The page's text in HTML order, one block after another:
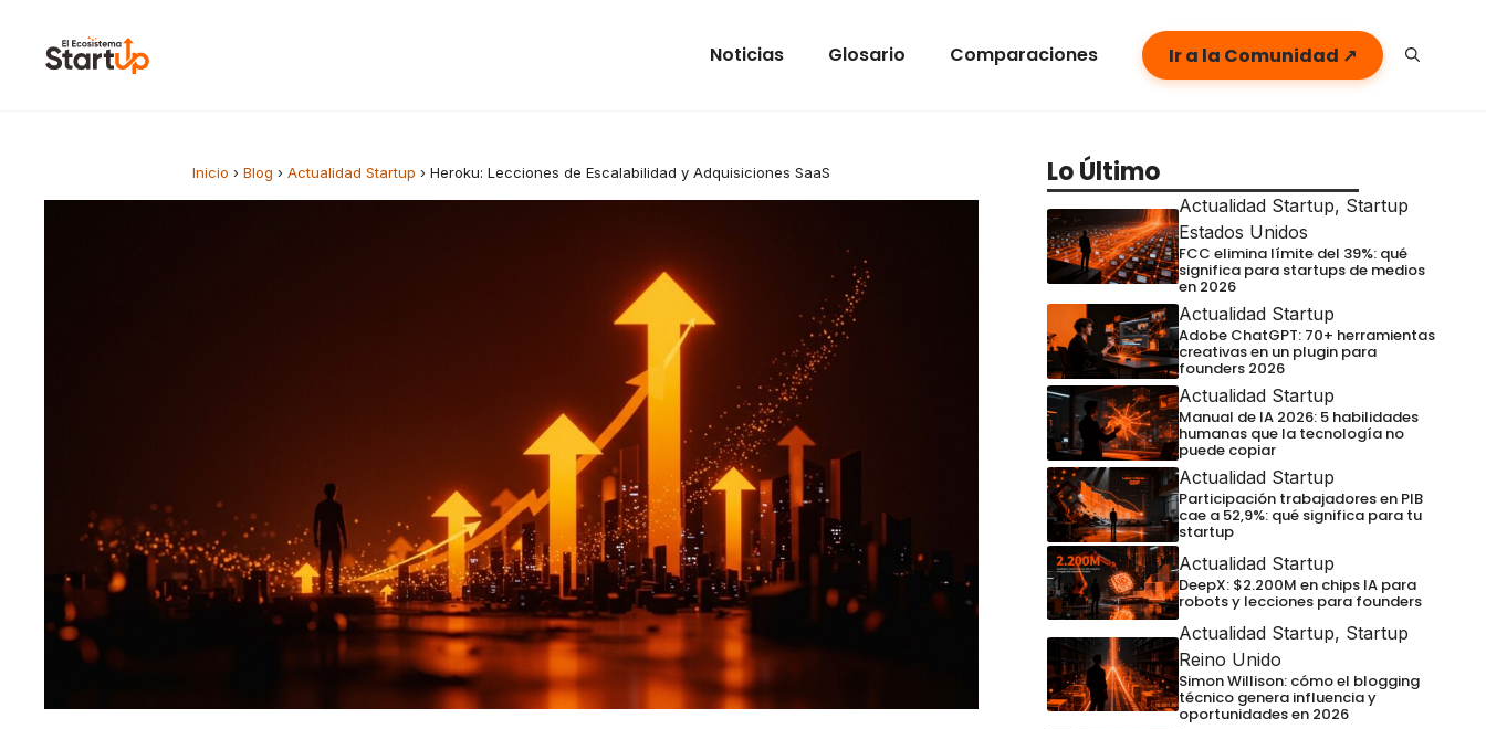
Noticias Glosario Comparaciones Ir a la Comunidad ↗
Inicio › Blog › Actualidad Startup › Heroku: Lecciones de Escalabilidad y Adquisiciones SaaS Lo Último
Actualidad Startup, Startup
Estados Unidos
FCC elimina límite del 39%: qué
significa para startups de medios
en 2026
Actualidad Startup
Adobe ChatGPT: 70+ herramientas
creativas en un plugin para
founders 2026
Actualidad Startup
Manual de IA 2026: 5 habilidades
humanas que la tecnología no
puede copiar
Actualidad Startup
Participación trabajadores en PIB
cae a 52,9%: qué significa para tu
startup
Actualidad Startup
DeepX: $2.200M en chips IA para
robots y lecciones para founders
Actualidad Startup, Startup
Reino Unido
Simon Willison: cómo el blogging
técnico genera influencia y
oportunidades en 2026